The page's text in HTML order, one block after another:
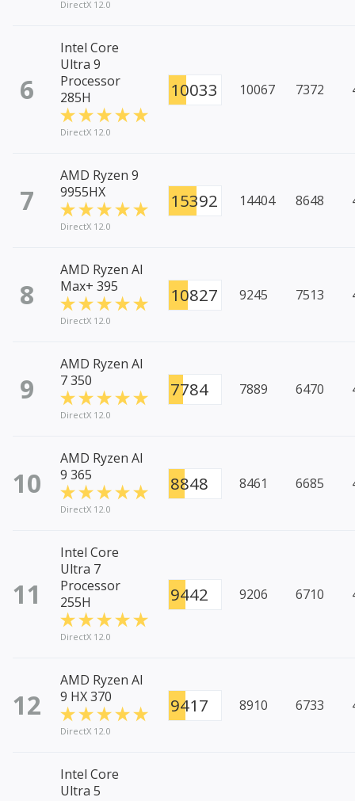
DirectX 12.0
6
Intel Core
Ultra 9
Processor
285H
DirectX 12.0
10033 10067 7372
7
AMD Ryzen 9
9955HX
DirectX 12.0
15392 14404 8648
8
AMD Ryzen AI
Max+ 395
DirectX 12.0
10827 9245 7513
9
AMD Ryzen AI
7 350
DirectX 12.0
7784 7889 6470
10
AMD Ryzen AI
9 365
DirectX 12.0
8848 8461 6685
11
Intel Core
Ultra 7
Processor
255H
DirectX 12.0
9442 9206 6710
12
AMD Ryzen AI
9 HX 370
DirectX 12.0
9417 8910 6733
Intel Core
Ultra 5